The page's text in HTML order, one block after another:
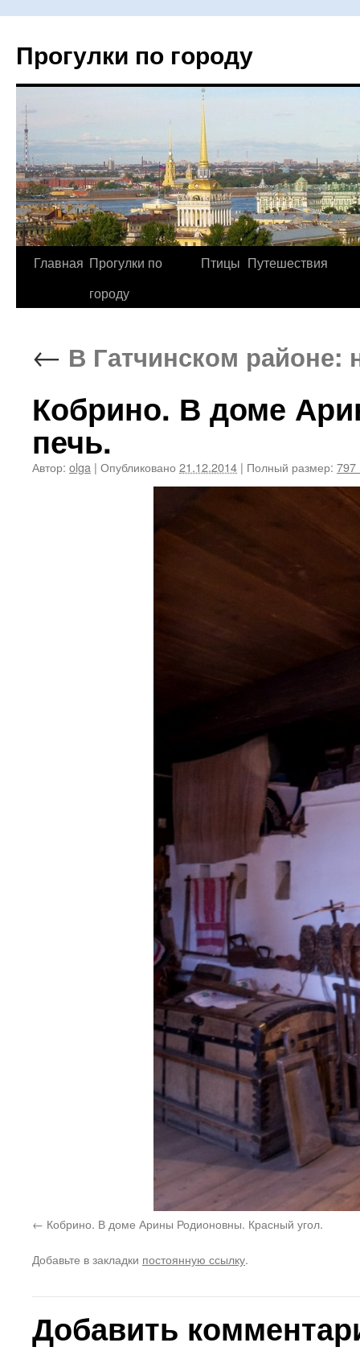
Прогулки по городу
Перейти
Главная Прогулки по
городу
Птицы Путешествия
← В Гатчинском
Кобрино. В доме
печь.
Автор: olga | Опубликовано 21.12.2014 | Полный размер: 797
Кобрино. В доме Арины Родионовны. Красный угол.
Добавьте в закладки постоянную ссылку.
Добавить